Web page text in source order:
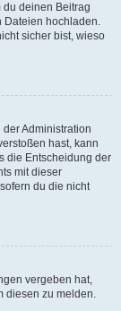
deinen Beitrag
Dateien hochladen.
sicher bist, wieso
Administration
hast, kann
die Entscheidung der
mit dieser
du die nicht
vergeben hat,
diesen zu melden.